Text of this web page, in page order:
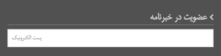
عضویت در خبرنامه